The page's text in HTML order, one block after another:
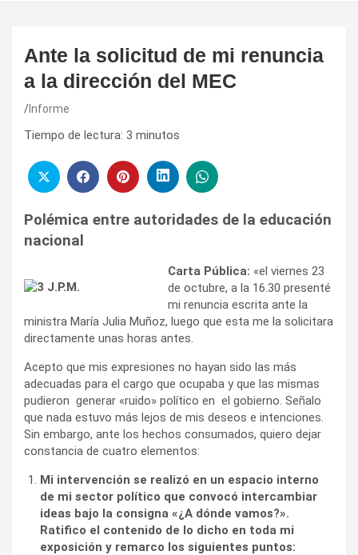
Ante la solicitud de mi renuncia
a la dirección del MEC
Informe
Tiempo de lectura: 3 minutos
Polémica entre autoridades de la educación
nacional
Carta Pública: «el viernes 23
de octubre, a la 16.30 presenté
mi renuncia escrita ante la
ministra María Julia Muñoz, luego que esta me la solicitara
directamente unas horas antes.
Acepto que mis expresiones no hayan sido las más
adecuadas para el cargo que ocupaba y que las mismas
pudieron generar «ruido» político en el gobierno. Señalo
que nada estuvo más lejos de mis deseos e intenciones.
Sin embargo, ante los hechos consumados, quiero dejar
constancia de cuatro elementos:
Mi intervención se realizó en un espacio interno
de mi sector político que convocó intercambiar
ideas bajo la consigna «¿A dónde vamos?».
Ratifico el contenido de lo dicho en toda mi
exposición y remarco los siguientes puntos: